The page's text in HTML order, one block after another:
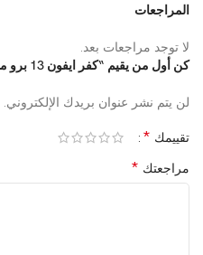
المراجعات
لا توجد مراجعات بعد.
كن أول من يقيم “كفر ايفون 13 برو ماكس – اسود”
لن يتم نشر عنوان بريدك الإلكتروني.
تقييمك *
مراجعتك *